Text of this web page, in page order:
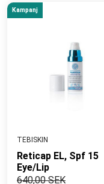
Kampanj
TEBISKIN
Reticap EL, Spf 15
Eye/Lip
640,00 SEK